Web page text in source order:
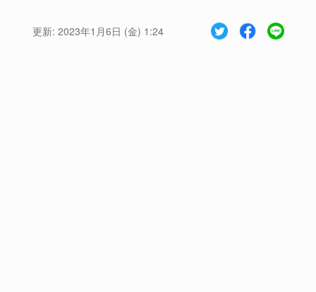
更新: 2023年1月6日 (金) 1:24